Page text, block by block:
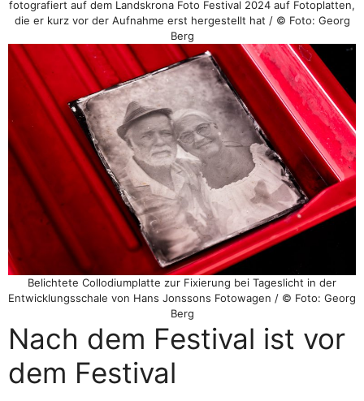
fotografiert auf dem Landskrona Foto Festival 2024 auf Fotoplatten,
die er kurz vor der Aufnahme erst hergestellt hat / © Foto: Georg
Berg
Belichtete Collodiumplatte zur Fixierung bei Tageslicht in der
Entwicklungsschale von Hans Jonssons Fotowagen / © Foto: Georg
Berg
Nach dem Festival ist vor
dem Festival